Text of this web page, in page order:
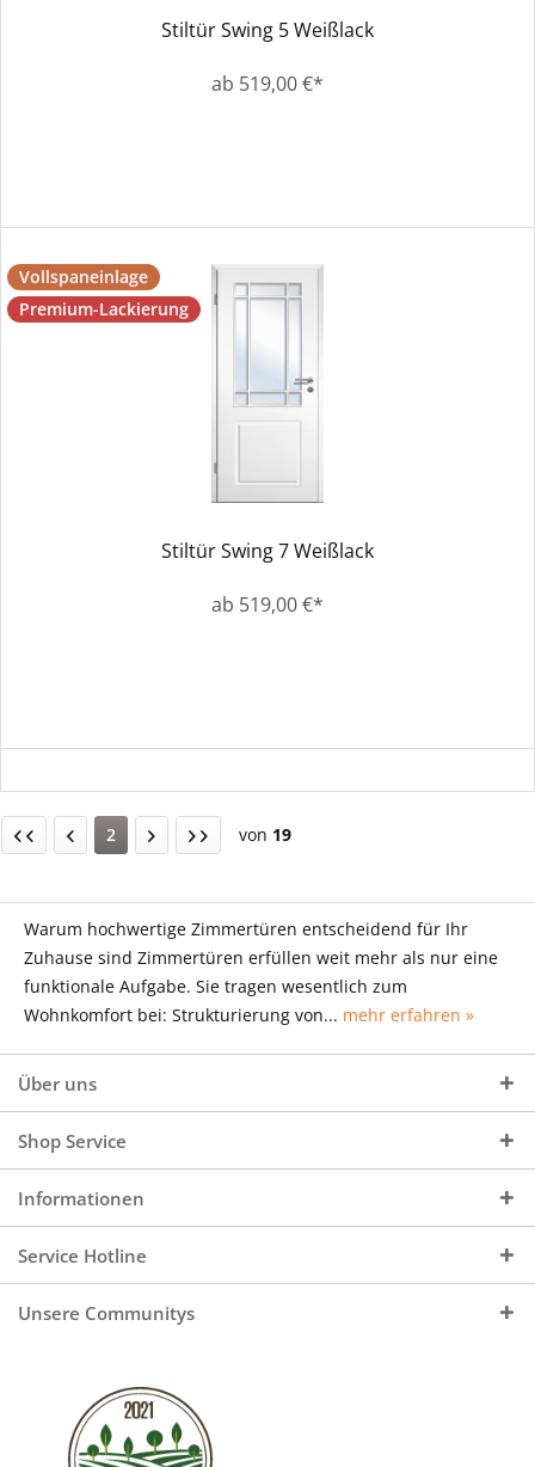
Stiltür Swing 5 Weißlack
ab 519,00 €*
Vollspaneinlage
Premium-Lackierung
Stiltür Swing 7 Weißlack
ab 519,00 €*
2 von 19
Warum hochwertige Zimmertüren entscheidend für Ihr
Zuhause sind Zimmertüren erfüllen weit mehr als nur eine
funktionale Aufgabe. Sie tragen wesentlich zum
Wohnkomfort bei: Strukturierung von... mehr erfahren »
Über uns
Shop Service
Informationen
Service Hotline
Unsere Communitys